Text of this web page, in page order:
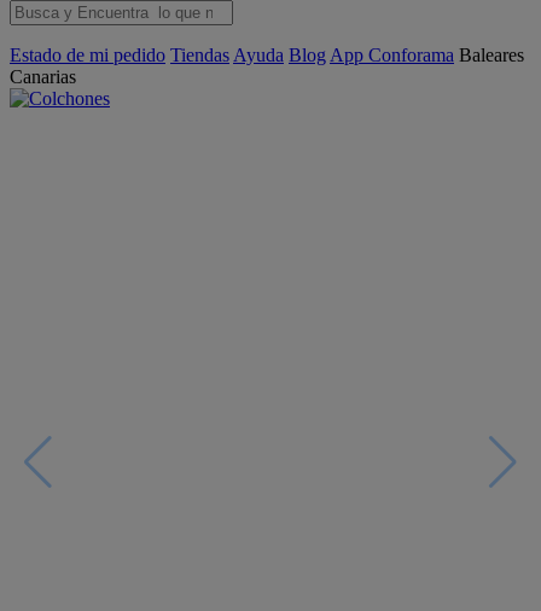
Estado de mi pedido Tiendas Ayuda Blog App Conforama Baleares
Canarias